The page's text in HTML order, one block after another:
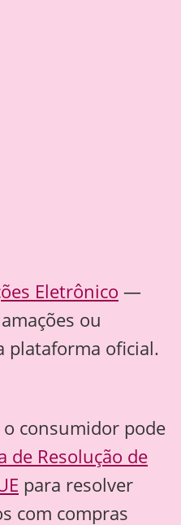
Eletrônico —
ou
plataforma oficial.
consumidor pode
de Resolução de
para resolver
com compras